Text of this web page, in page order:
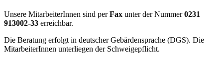
Unsere MitarbeiterInnen sind perFax unter der Nummer0231
913002-33 erreichbar.
Die Beratung erfolgt in deutscher Gebärdensprache (DGS). Die
MitarbeiterInnen unterliegen der Schweigepflicht.